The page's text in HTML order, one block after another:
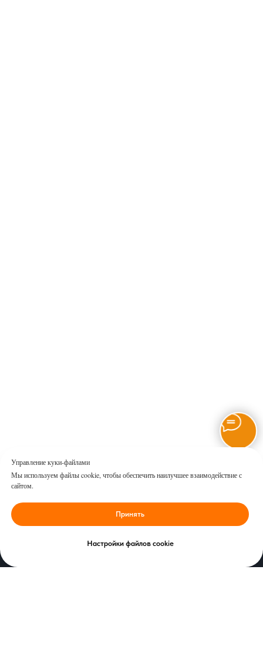
Управление куки-файлами
Мы используем файлы cookie, чтобы обеспечить наилучшее взаимодействие с
сайтом.
Принять
Настройки файлов cookie